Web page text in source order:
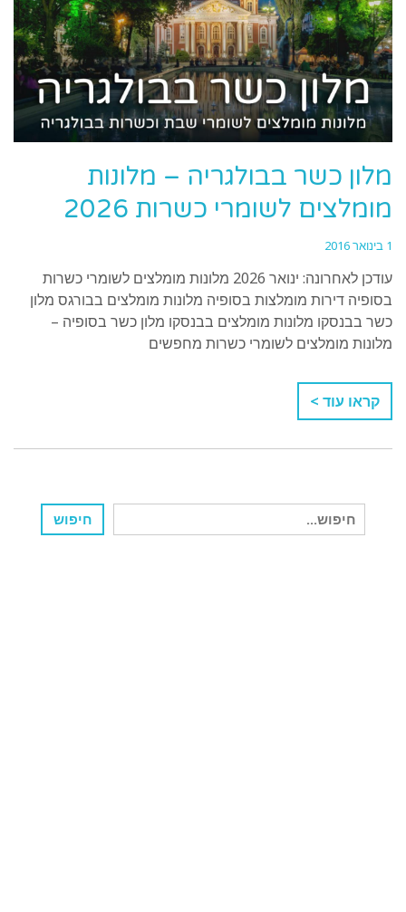
מלון כשר בבולגריה – מלונות
מומלצים לשומרי כשרות 2026
1 בינואר 2016
עודכן לאחרונה: ינואר 2026 מלונות מומלצים לשומרי כשרות
בסופיה דירות מומלצות בסופיה מלונות מומלצים בבורגס מלון
כשר בבנסקו מלונות מומלצים בבנסקו מלון כשר בסופיה –
מלונות מומלצים לשומרי כשרות מחפשים
קראו עוד >
חיפוש
עבור:
חיפוש